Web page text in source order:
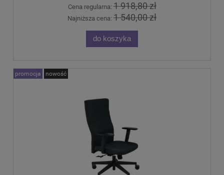
Cena regularna:1 918,80 zł
Najniższa cena: 1 540,00 zł
do koszyka
promocja nowość